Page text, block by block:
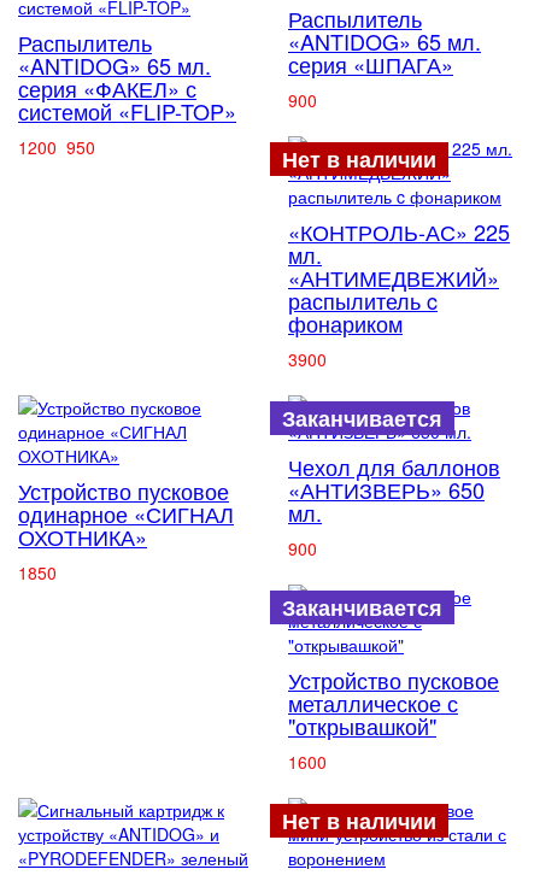
Распылитель
«ANTIDOG» 65 мл.
серия «ФАКЕЛ» с
системой «FLIP-TOP»
1200 950
Распылитель
«ANTIDOG» 65 мл.
серия «ШПАГА»
900
Нет в наличии
«КОНТРОЛЬ-АС» 225
мл.
«АНТИМЕДВЕЖИЙ»
распылитель c
фонариком
3900
Устройство пусковое
одинарное «СИГНАЛ
ОХОТНИКА»
1850
Заканчивается
Чехол для баллонов
«АНТИЗВЕРЬ» 650
мл.
900
Заканчивается
Устройство пусковое
металлическое с
"открывашкой"
1600
Нет в наличии